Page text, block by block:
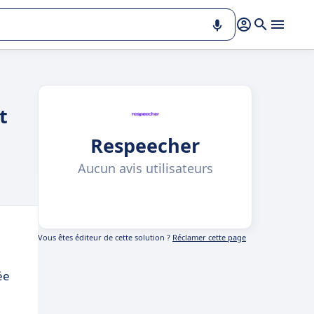
Respeecher
Aucun avis utilisateurs
Vous êtes éditeur de cette solution ? Réclamer cette page